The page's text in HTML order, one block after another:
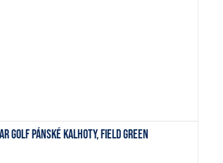
Golf pánské kalhoty, field green